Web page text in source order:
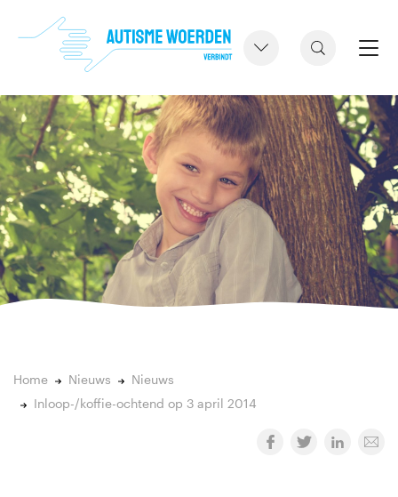
Home Nieuws
Nieuws
Inloop-/koffie-ochtend op 3 april 2014